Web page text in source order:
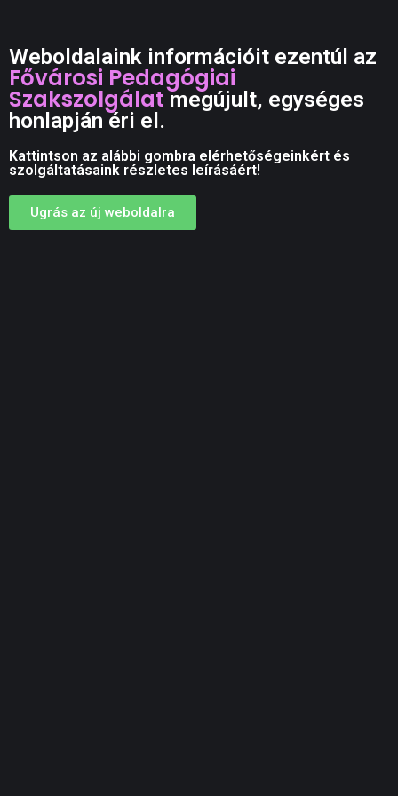
Weboldalaink információit ezentúl az
Fővárosi Pedagógiai
Szakszolgálatmegújult, egységes
honlapján éri el.
Kattintson az alábbi gombra elérhetőségeinkért és
szolgáltatásaink részletes leírásáért!
Ugrás az új weboldalra